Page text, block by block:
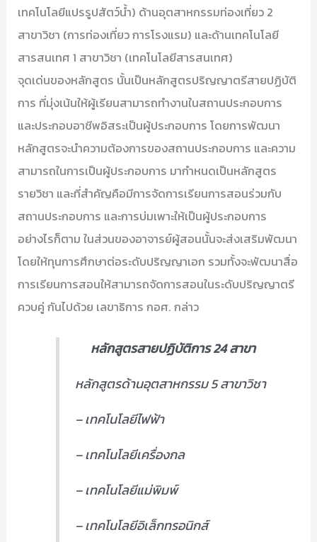
เทคโนโลยีแปรรูปสัตว์น้ำ) ด้านอุตสาหกรรมท่องเที่ยว 2
สาขาวิชา (การท่องเที่ยว การโรงแรม) และด้านเทคโนโลยี
สารสนเทศ 1 สาขาวิชา (เทคโนโลยีสารสนเทศ)
จุดเด่นของหลักสูตร นั้นเป็นหลักสูตรปริญญาตรีสายปฏิบัติ
การ ที่มุ่งเน้นให้ผู้เรียนสามารถทำงานในสถานประกอบการ
และประกอบอาชีพอิสระเป็นผู้ประกอบการ โดยการพัฒนา
หลักสูตรจะนำความต้องการของสถานประกอบการ และความ
สามารถในการเป็นผู้ประกอบการ มากำหนดเป็นหลักสูตร
รายวิชา และที่สำคัญคือมีการจัดการเรียนการสอนร่วมกับ
สถานประกอบการ และการบ่มเพาะให้เป็นผู้ประกอบการ
อย่างไรก็ตาม ในส่วนของอาจารย์ผู้สอนนั้นจะส่งเสริมพัฒนา
โดยให้ทุนการศึกษาต่อระดับปริญญาเอก รวมทั้งจะพัฒนาสื่อ
การเรียนการสอนให้สามารถจัดการสอนในระดับปริญญาตรี
ควบคู่ กันไปด้วย เลขาธิการ กอศ. กล่าว
หลักสูตรสายปฏิบัติการ 24 สาขา
หลักสูตรด้านอุตสาหกรรม 5 สาขาวิชา
– เทคโนโลยีไฟฟ้า
– เทคโนโลยีเครื่องกล
– เทคโนโลยีแม่พิมพ์
– เทคโนโลยีอิเล็กทรอนิกส์